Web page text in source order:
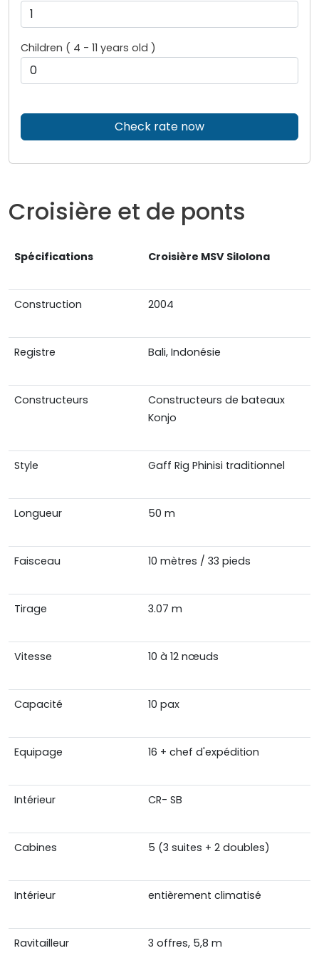
Children ( 4 - 11 years old )
Check rate now
Croisière et de ponts
Spécifications Croisière MSV Silolona
Construction 2004
Registre Bali, Indonésie
Constructeurs
Constructeurs de bateaux
Konjo
Style Gaff Rig Phinisi traditionnel
Longueur 50 m
Faisceau 10 mètres / 33 pieds
Tirage 3.07 m
Vitesse 10 à 12 nœuds
Capacité 10 pax
Equipage 16 + chef d'expédition
Intérieur CR- SB
Cabines 5 (3 suites + 2 doubles)
Intérieur entièrement climatisé
Ravitailleur 3 offres, 5,8 m